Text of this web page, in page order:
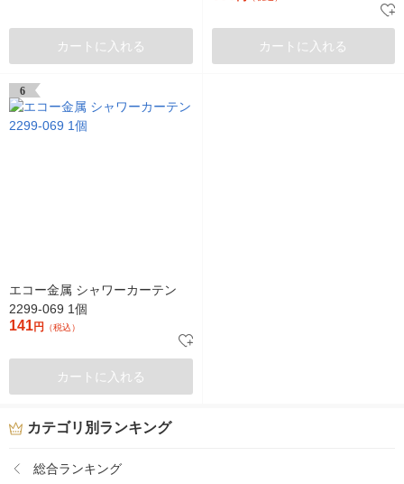
カートに入れる カートに入れる
6
エコー金属 シャワーカーテン
2299-069 1個
141円 （税込）
カートに入れる
カテゴリ別ランキング
総合ランキング